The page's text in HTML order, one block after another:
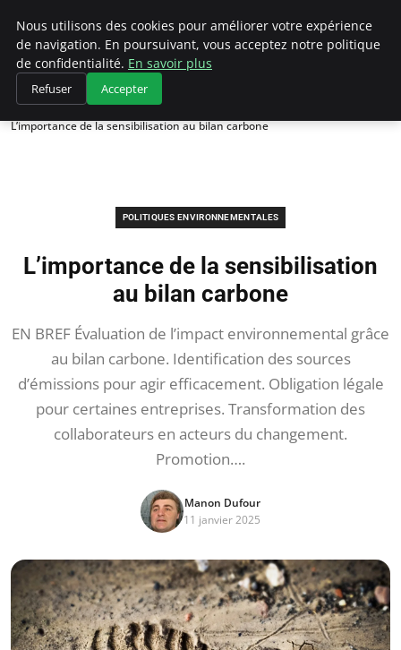
Climategatecountryclub.com
Accueil
Politiques environnementales
L’importance de la sensibilisation au bilan carbone
POLITIQUES ENVIRONNEMENTALES
L’importance de la sensibilisation
au bilan carbone
EN BREF Évaluation de l’impact environnemental grâce
au bilan carbone. Identification des sources
d’émissions pour agir efficacement. Obligation légale
pour certaines entreprises. Transformation des
collaborateurs en acteurs du changement.
Promotion….
Manon Dufour
11 janvier 2025
Nous utilisons des cookies pour améliorer votre expérience
de navigation. En poursuivant, vous acceptez notre politique
de confidentialité. En savoir plus
Refuser Accepter